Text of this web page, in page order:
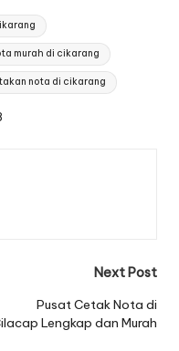
murah di cikarang
nota di cikarang
Next Post
Pusat Cetak Nota di
Lengkap dan Murah